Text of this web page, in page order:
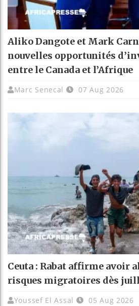
Aliko Dangote et Mark
nouvelles opportunités
entre le Canada et l’Afrique
Marc Senecal 07 Aug 2026
Ceuta : Rabat affirme avoir
risques migratoires dès
Youssef El Assal 05 Aug 2026